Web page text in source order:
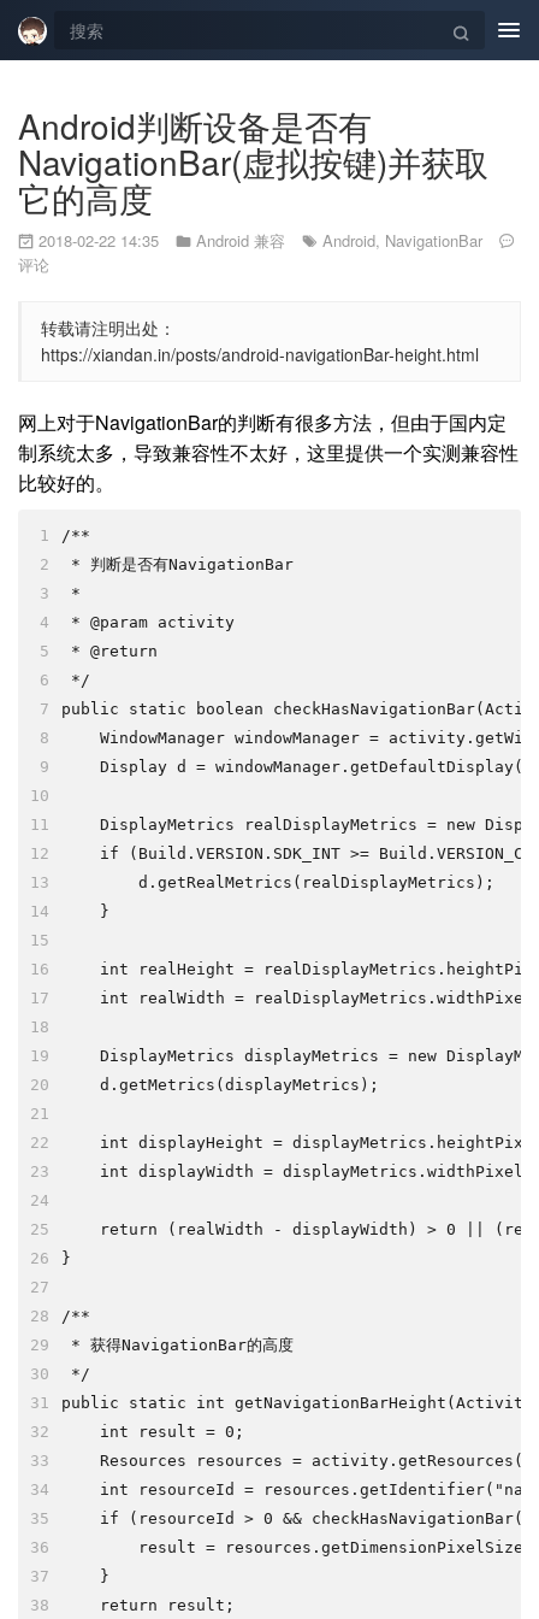
Android判断设备是否有
NavigationBar(虚拟按键)并获取
它的高度
2018-02-22 14:35 Android 兼容 Android, NavigationBar
评论
转载请注明出处：
https://xiandan.in/posts/android-navigationBar-height.html
网上对于NavigationBar的判断有很多方法，但由于国内定
制系统太多，导致兼容性不太好，这里提供一个实测兼容性
比较好的。
1
2
3
4
5
6
7
8
9
10
11
12
13
14
15
16
17
18
19
20
21
22
23
24
25
26
27
28
29
30
31
32
33
34
35
36
37
38
/**
* 判断是否有NavigationBar
*
* @param activity
* @return
*/
public static boolean
WindowManager windowManager =
Display d =
DisplayMetrics realDisplayMetrics = new
if (Build.VERSION.SDK_INT >=
        d.getRealMetrics(realDisplayMetrics);
    }
int realHeight =
int realWidth =
DisplayMetrics displayMetrics = new
    d.getMetrics(displayMetrics);
int displayHeight =
int displayWidth =
return (realWidth - displayWidth) > 0 ||
}
/**
* 获得NavigationBar的高度
*/
public static int
    int result = 0;
Resources resources =
int resourceId =
if (resourceId > 0 &&
result =
    }
    return result;